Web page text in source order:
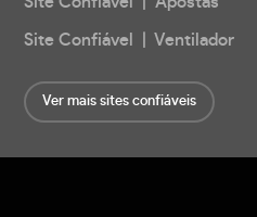
Site Confiável | Ventilador
Ver mais sites confiáveis